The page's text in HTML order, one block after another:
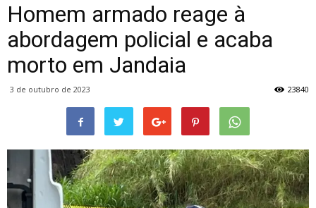
Homem armado reage à
abordagem policial e acaba
morto em Jandaia
3 de outubro de 2023 23840